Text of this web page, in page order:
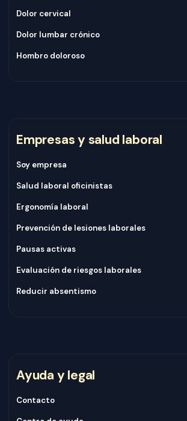
Dolor cervical
Dolor lumbar crónico
Hombro doloroso
Empresas y salud laboral
Soy empresa
Salud laboral oficinistas
Ergonomía laboral
Prevención de lesiones laborales
Pausas activas
Evaluación de riesgos laborales
Reducir absentismo
Ayuda y legal
Contacto